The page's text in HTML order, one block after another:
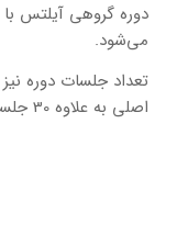
می‌شود.
اصلی به علاوه 30 جلسه کلاس های جانبی رایگان است.